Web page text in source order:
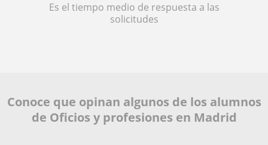
Es el tiempo medio de respuesta a las
solicitudes
Conoce que opinan algunos de los alumnos
de Oficios y profesiones en Madrid